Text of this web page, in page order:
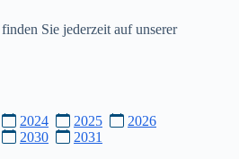
Sie jederzeit auf unserer
2024 2025
2026
2030 2031